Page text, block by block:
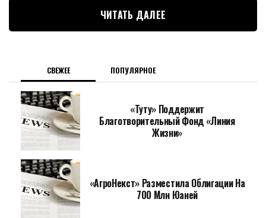
ЧИТАТЬ ДАЛЕЕ
СВЕЖЕЕ ПОПУЛЯРНОЕ
«Туту» Поддержит
Благотворительный Фонд «Линия
Жизни»
«АгроНекст» Разместила Облигации На
700 Млн Юаней